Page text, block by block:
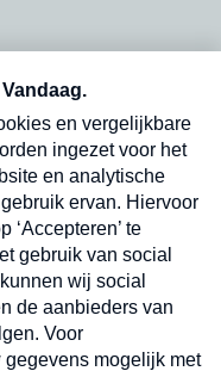
in
Verzend